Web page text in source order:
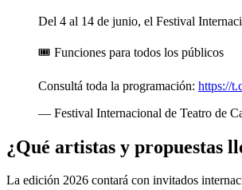
Del 4 al 14 de junio, el Festival
🎟️ Funciones para todos los públicos
Consultá toda la programación: https://
— Festival Internacional de Teatro de
¿Qué artistas y propuestas
La edición 2026 contará con invitados